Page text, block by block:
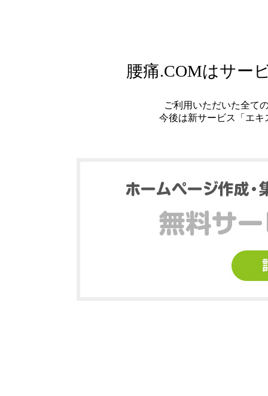
腰痛.COMはサー
ご利用いただいた全て
今後は新サービス「エ